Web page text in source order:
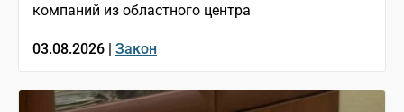
компаний из областного центра
03.08.2026 | Закон